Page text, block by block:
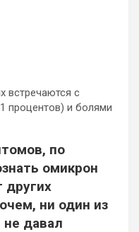
встречаются с
процентов) и болями
по
омикрон
других
ни один из
давал